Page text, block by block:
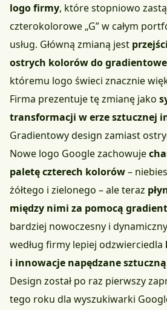
logo firmy, które stopniowo
czterokolorowe „G” w całym
usług. Główną zmianą jest
ostrych kolorów do
któremu logo świeci znacznie
Firma prezentuje tę zmianę jako
transformacji w erze sztucznej
Gradientowy design zamiast
Nowe logo Google zachowuje
paletę czterech kolorów–
żółtego i zielonego – ale teraz
między nimi za pomocą
bardziej nowoczesny i
według firmy lepiej odzwierciedla
i innowacje napędzane
Design został po raz pierwszy
tego roku dla wyszukiwarki